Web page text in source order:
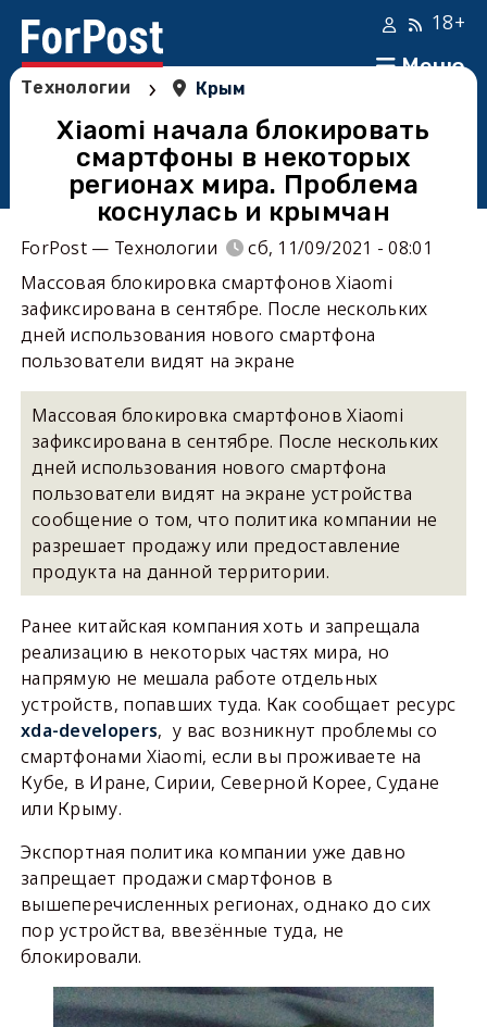
Меню
18+
Технологии › Крым
Xiaomi начала блокировать
смартфоны в некоторых
регионах мира. Проблема
коснулась и крымчан
ForPost — Технологии
сб, 11/09/2021 - 08:01
Массовая блокировка смартфонов Xiaomi
зафиксирована в сентябре. После нескольких
дней использования нового смартфона
пользователи видят на экране
Массовая блокировка смартфонов Xiaomi
зафиксирована в сентябре. После нескольких
дней использования нового смартфона
пользователи видят на экране устройства
сообщение о том, что политика компании не
разрешает продажу или предоставление
продукта на данной территории.
Ранее китайская компания хоть и запрещала
реализацию в некоторых частях мира, но
напрямую не мешала работе отдельных
устройств, попавших туда. Как сообщает ресурс
xda-developers, у вас возникнут проблемы со
смартфонами Xiaomi, если вы проживаете на
Кубе, в Иране, Сирии, Северной Корее, Судане
или Крыму.
Экспортная политика компании уже давно
запрещает продажи смартфонов в
вышеперечисленных регионах, однако до сих
пор устройства, ввезённые туда, не
блокировали.